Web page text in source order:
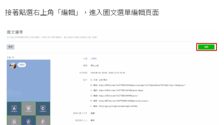
接著點選右上角「編輯」，進入圖文選單編輯頁面